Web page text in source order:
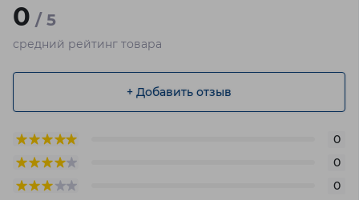
0 / 5
средний рейтинг товара
+ Добавить отзыв
0
0
0